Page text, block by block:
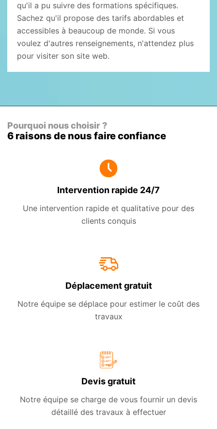
qu'il a pu suivre des formations spécifiques.
Sachez qu'il propose des tarifs abordables et
accessibles à beaucoup de monde. Si vous
voulez d'autres renseignements, n'attendez plus
pour visiter son site web.
Pourquoi nous choisir ?
6 raisons de nous faire confiance
Intervention rapide 24/7
Une intervention rapide et qualitative pour des
clients conquis
Déplacement gratuit
Notre équipe se déplace pour estimer le coût des
travaux
Devis gratuit
Notre équipe se charge de vous fournir un devis
détaillé des travaux à effectuer